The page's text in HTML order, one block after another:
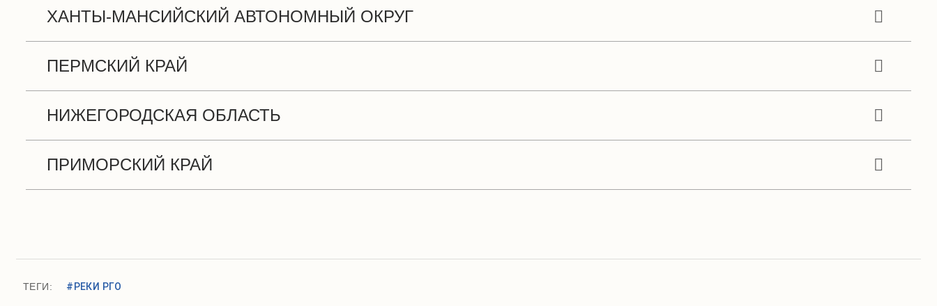
ХАНТЫ-МАНСИЙСКИЙ АВТОНОМНЫЙ ОКРУГ
поселениях.
ПЕРМСКИЙ КРАЙ
Комплексное изучение реки Колва: геология, гидрология, биология, археология.
НИЖЕГОРОДСКАЯ ОБЛАСТЬ
ПРИМОРСКИЙ КРАЙ
ТЕГИ: #РЕКИ РГО